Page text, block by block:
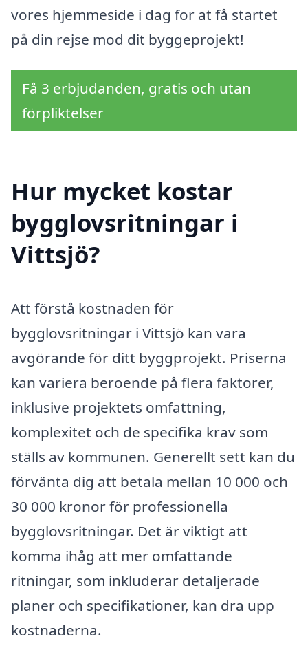
vores hjemmeside i dag for at få startet
på din rejse mod dit byggeprojekt!
Få 3 erbjudanden, gratis och utan
förpliktelser
Hur mycket kostar
bygglovsritningar i
Vittsjö?
Att förstå kostnaden för
bygglovsritningar i Vittsjö kan vara
avgörande för ditt byggprojekt. Priserna
kan variera beroende på flera faktorer,
inklusive projektets omfattning,
komplexitet och de specifika krav som
ställs av kommunen. Generellt sett kan du
förvänta dig att betala mellan 10 000 och
30 000 kronor för professionella
bygglovsritningar. Det är viktigt att
komma ihåg att mer omfattande
ritningar, som inkluderar detaljerade
planer och specifikationer, kan dra upp
kostnaderna.